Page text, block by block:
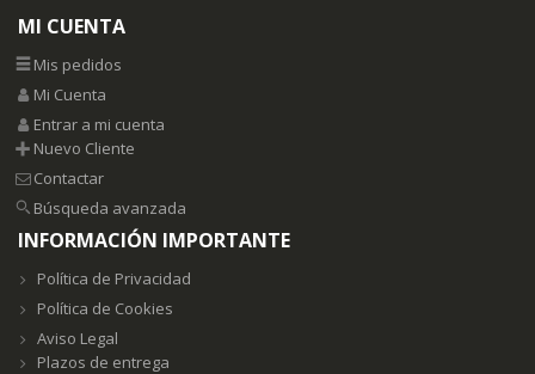
MI CUENTA
Mis pedidos
Mi Cuenta
Entrar a mi cuenta
Nuevo Cliente
Contactar
Búsqueda avanzada
INFORMACIÓN IMPORTANTE
Política de Privacidad
Política de Cookies
Aviso Legal
Plazos de entrega